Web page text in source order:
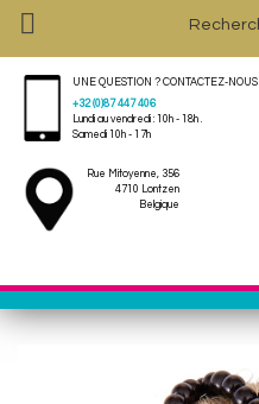

UNE QUESTION ? CONTACTEZ-NOUS
+32 (0)87 447 406
Lundi au vendredi : 10h - 18h .
Samedi 10h - 17h
Rue Mitoyenne, 356
4710 Lontzen
Belgique